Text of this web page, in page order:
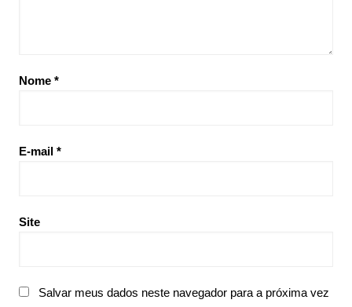
Nome *
E-mail *
Site
Salvar meus dados neste navegador para a próxima vez